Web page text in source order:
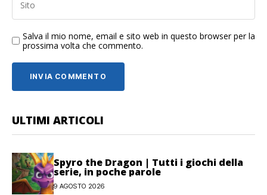
Salva il mio nome, email e sito web in questo browser per la
prossima volta che commento.
ULTIMI ARTICOLI
Spyro the Dragon | Tutti i giochi della
serie, in poche parole
9 AGOSTO 2026